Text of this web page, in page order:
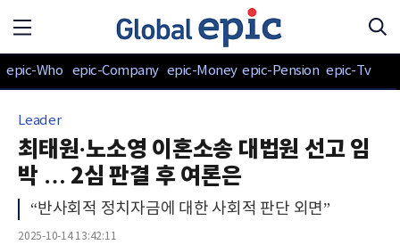
epic-Who epic-Company epic-Money epic-Pension epic-Tv
Leader
최태원·노소영 이혼소송 대법원 선고 임
박 … 2심 판결 후 여론은
“반사회적 정치자금에 대한 사회적 판단 외면”
2025-10-14 13:42:11